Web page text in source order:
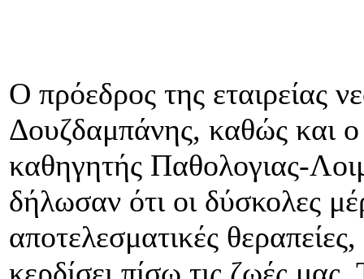
Ο πρόεδρος της εταιρείας
Δουζδαμπάνης, καθώς και
καθηγητής Παθολογιας-
δήλωσαν ότι οι δύσκολες
αποτελεσματικές